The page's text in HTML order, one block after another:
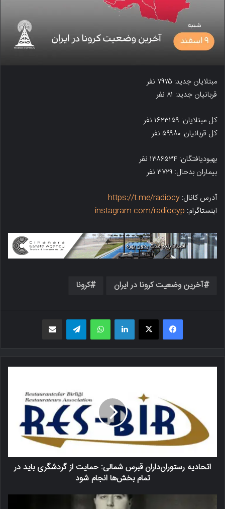
مبتلایان جدید: ۷۹۷۵ نفر
قربانیان جدید: ۸۱ نفر
کل مبتلایان: ۱۶۲۳۱۵۹ نفر
کل قربانیان: ۵۹۹۸۰ نفر
بهبودیافتگان: ۱۳۸۶۵۳۴ نفر
بیماران بدحال: ۳۷۲۹ نفر
آدرس کانال: https://t.me/radiocy
اینستاگرام: instagram.com/radiocyp
آخرین وضعیت کرونا در ایران کرونا
فیسبوک X لینکدین واتس اپ تلگرام
اتحادیه رستوران‌داران قبرس شمالی: حمایت از گردشگری باید در
تمام بخش‌ها انجام شود